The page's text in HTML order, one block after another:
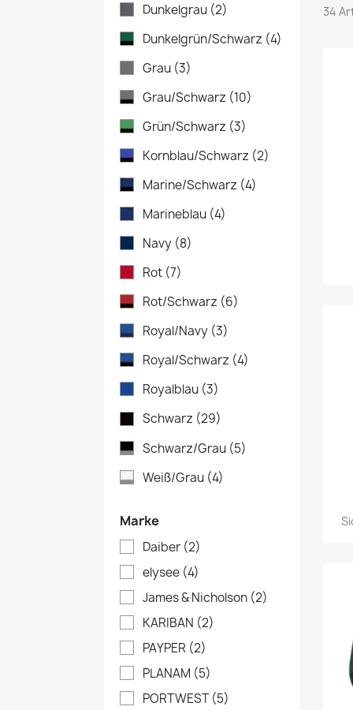
Dunkelgrau (2)
Dunkelgrün/Schwarz (4)
Grau (3)
Grau/Schwarz (10)
Grün/Schwarz (3)
Kornblau/Schwarz (2)
Marine/Schwarz (4)
Marineblau (4)
Navy (8)
Rot (7)
Rot/Schwarz (6)
Royal/Navy (3)
Royal/Schwarz (4)
Royalblau (3)
Schwarz (29)
Schwarz/Grau (5)
Weiß/Grau (4)
Marke
Daiber (2)
elysee (4)
James & Nicholson (2)
KARIBAN (2)
PAYPER (2)
PLANAM (5)
PORTWEST(5)
34